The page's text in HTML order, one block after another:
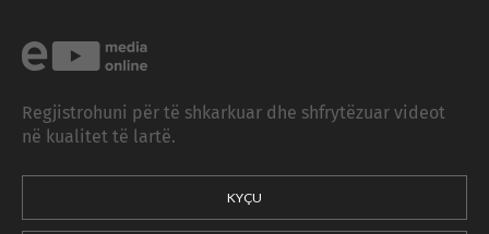
Regjistrohuni për të shkarkuar dhe shfrytëzuar videot
në kualitet të lartë.
KYÇU